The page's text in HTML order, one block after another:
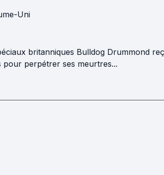
Uni
britanniques Bulldog Drummond
pour perpétrer ses meurtres...